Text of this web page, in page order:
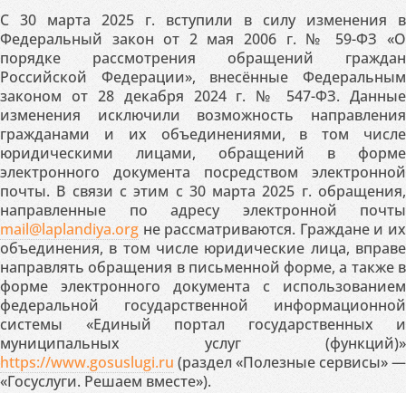
С 30 марта 2025 г. вступили в силу изменения в
Федеральный закон от 2 мая 2006 г. № 59-ФЗ «О
порядке рассмотрения обращений граждан
Российской Федерации», внесённые Федеральным
законом от 28 декабря 2024 г. № 547-ФЗ. Данные
изменения исключили возможность направления
гражданами и их объединениями, в том числе
юридическими лицами, обращений в форме
электронного документа посредством электронной
почты. В связи с этим с 30 марта 2025 г. обращения,
направленные по адресу электронной почты
mail@laplandiya.org не рассматриваются. Граждане и их
объединения, в том числе юридические лица, вправе
направлять обращения в письменной форме, а также в
форме электронного документа с использованием
федеральной государственной информационной
системы «Единый портал государственных и
муниципальных услуг (функций)»
https://www.gosuslugi.ru (раздел «Полезные сервисы» —
«Госуслуги. Решаем вместе»).